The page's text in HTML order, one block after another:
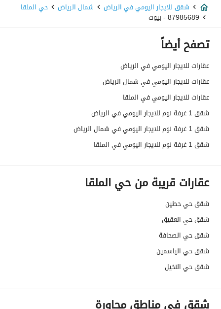
شقق للايجار اليومي في الرياض شمال الرياض حي الملقا
87985689 - بيوت
تصفح أيضاً
عقارات للايجار اليومي في الرياض
عقارات للايجار اليومي في شمال الرياض
عقارات للايجار اليومي في الملقا
شقق 1 غرفة نوم للايجار اليومي في الرياض
شقق 1 غرفة نوم للايجار اليومي في شمال الرياض
شقق 1 غرفة نوم للايجار اليومي في الملقا
عقارات قريبة من حي الملقا
شقق حي حطين
شقق حي العقيق
شقق حي الصحافة
شقق حي الياسمين
شقق حي النخيل